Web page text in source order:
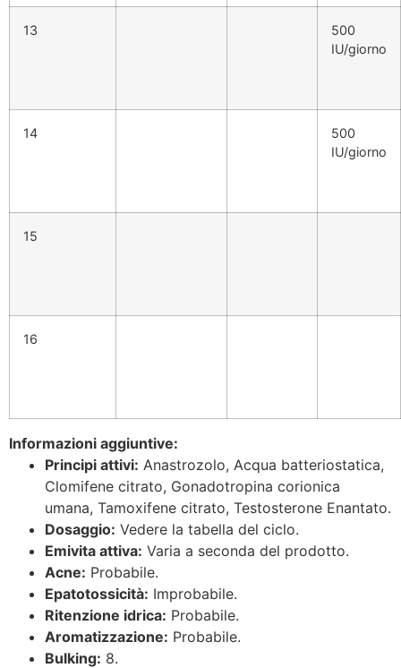
13
500
IU/giorno
14
500
IU/giorno
15
16
Informazioni aggiuntive:
Principi attivi: Anastrozolo, Acqua batteriostatica,
Clomifene citrato, Gonadotropina corionica
umana, Tamoxifene citrato, Testosterone Enantato.
Dosaggio: Vedere la tabella del ciclo.
Emivita attiva: Varia a seconda del prodotto.
Acne: Probabile.
Epatotossicità: Improbabile.
Ritenzione idrica: Probabile.
Aromatizzazione: Probabile.
Bulking: 8.